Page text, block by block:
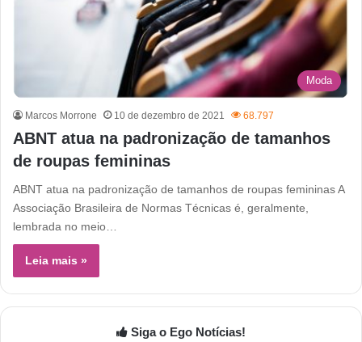
Moda
Marcos Morrone 10 de dezembro de 2021 68.797
ABNT atua na padronização de tamanhos
de roupas femininas
ABNT atua na padronização de tamanhos de roupas femininas A
Associação Brasileira de Normas Técnicas é, geralmente,
lembrada no meio…
Leia mais »
Siga o Ego Notícias!